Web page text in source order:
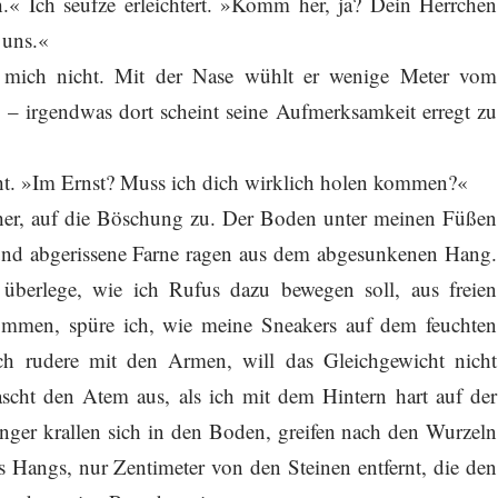
mich nicht. Mit der Nase wühlt er wenige Meter vom
irgendwas dort scheint seine Aufmerksamkeit erregt zu
»Im Ernst? Muss ich dich wirklich holen kommen?«
auf die Böschung zu. Der Boden unter meinen Füßen
abgerissene Farne ragen aus dem abgesunkenen Hang.
wie ich Rufus dazu bewegen soll, aus freien
spüre ich, wie meine Sneakers auf dem feuchten
rudere mit den Armen, will das Gleichgewicht nicht
den Atem aus, als ich mit dem Hintern hart auf der
krallen sich in den Boden, greifen nach den Wurzeln
Hangs, nur Zentimeter von den Steinen entfernt, die den